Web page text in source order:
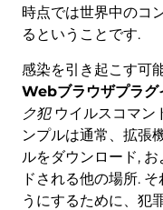
時点では世界中のコ
るということです.
感染を引き起こす可
Webブラウザプラグ
ク犯ウイルスコマン
ンプルは通常、拡張
ルをダウンロード,
ドされる他の場所.
うにするために、犯